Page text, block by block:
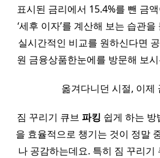
표시된 금리에서 15.4%를 뺀 금
‘세후 이자’를 계산해 보는 습관
실시간적인 비교를 원하신다면
원 금융상품한눈에를 방문해 보
옮겨다니던 시절, 이제
짐 꾸리기 큐브 파킹 쉽게 하는 방
을 효율적으로 챙기는 것이 정말
나 공감하는데요. 특히 짐 꾸리기